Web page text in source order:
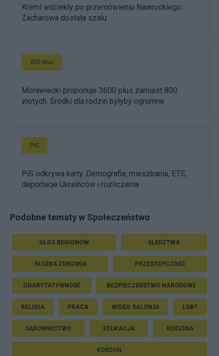
Kreml wściekły po przemówieniu Nawrockiego.
Zacharowa dostała szału
800 plus
Morawiecki proponuje 3600 plus zamiast 800
złotych. Środki dla rodzin byłyby ogromne
PiS
PiS odkrywa karty. Demografia, mieszkania, ETS,
deportacje Ukraińców i rozliczenia
Podobne tematy w Społeczeństwo
GŁOS REGIONÓW ŚLEDZTWA
SŁUŻBA ZDROWIA PRZESTĘPCZOŚĆ
CHARYTATYWNOŚĆ BEZPIECZEŃSTWO NARODOWE
RELIGIA PRACA WIDEO SALON24 LGBT
SĄDOWNICTWO EDUKACJA RODZINA
KOŚCIÓŁ